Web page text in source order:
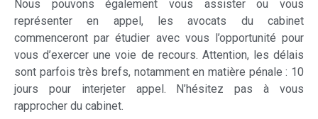
Nous pouvons également vous assister ou vous
représenter en appel, les avocats du cabinet
commenceront par étudier avec vous l’opportunité pour
vous d’exercer une voie de recours. Attention, les délais
sont parfois très brefs, notamment en matière pénale : 10
jours pour interjeter appel. N’hésitez pas à vous
rapprocher du cabinet.